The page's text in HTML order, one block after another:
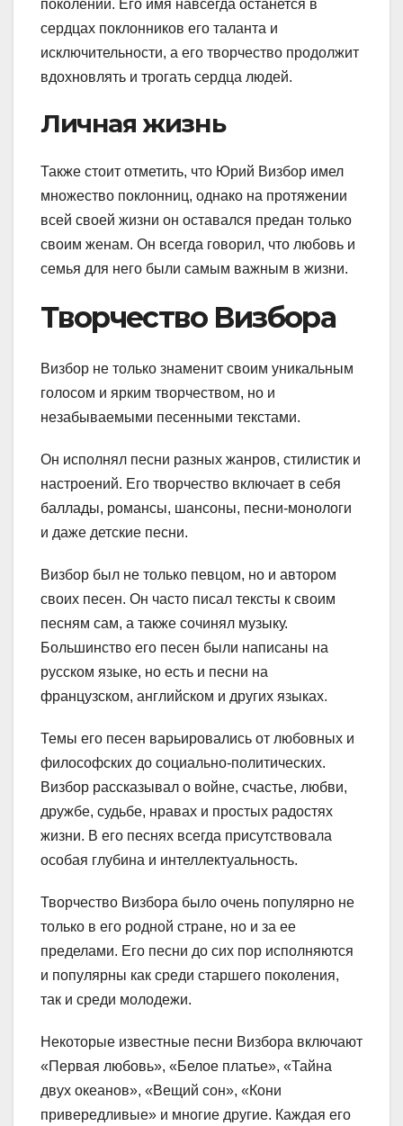
поколений. Его имя навсегда останется в
сердцах поклонников его таланта и
исключительности, а его творчество продолжит
вдохновлять и трогать сердца людей.
Личная жизнь
Также стоит отметить, что Юрий Визбор имел
множество поклонниц, однако на протяжении
всей своей жизни он оставался предан только
своим женам. Он всегда говорил, что любовь и
семья для него были самым важным в жизни.
Творчество Визбора
Визбор не только знаменит своим уникальным
голосом и ярким творчеством, но и
незабываемыми песенными текстами.
Он исполнял песни разных жанров, стилистик и
настроений. Его творчество включает в себя
баллады, романсы, шансоны, песни-монологи
и даже детские песни.
Визбор был не только певцом, но и автором
своих песен. Он часто писал тексты к своим
песням сам, а также сочинял музыку.
Большинство его песен были написаны на
русском языке, но есть и песни на
французском, английском и других языках.
Темы его песен варьировались от любовных и
философских до социально-политических.
Визбор рассказывал о войне, счастье, любви,
дружбе, судьбе, нравах и простых радостях
жизни. В его песнях всегда присутствовала
особая глубина и интеллектуальность.
Творчество Визбора было очень популярно не
только в его родной стране, но и за ее
пределами. Его песни до сих пор исполняются
и популярны как среди старшего поколения,
так и среди молодежи.
Некоторые известные песни Визбора включают
«Первая любовь», «Белое платье», «Тайна
двух океанов», «Вещий сон», «Кони
привередливые» и многие другие. Каждая его